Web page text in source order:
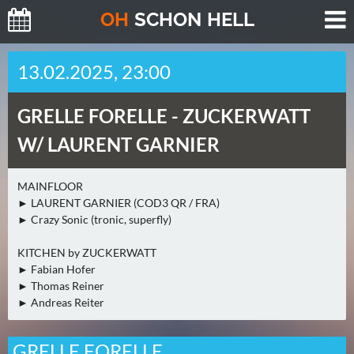
OH SCHON HELL
H
E
T
E
(
)
O
R
G
E
(
13.02.2025, 23:00
GRELLE FORELLE - ZUCKERWATT
W/ LAURENT GARNIER
MAINFLOOR
► LAURENT GARNIER (COD3 QR / FRA)
► Crazy Sonic (tronic, superfly)
KITCHEN by ZUCKERWATT
► Fabian Hofer
► Thomas Reiner
► Andreas Reiter